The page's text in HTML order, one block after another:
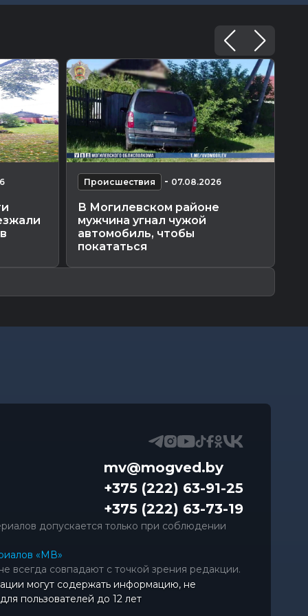
Происшествия - 07.08.2026
В Могилевском районе
мужчина угнал чужой
автомобиль, чтобы
покататься
mv@mogved.by
+375 (222) 63-91-25
+375 (222) 63-73-19
допускается только при соблюдении
«МВ»
всегда совпадают с точкой зрения редакции.
могут содержать информацию, не
пользователей до 12 лет